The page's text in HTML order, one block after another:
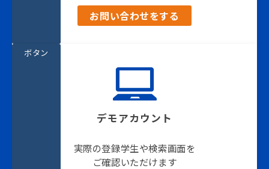
お問い合わせをする
デモアカウント
実際の登録学生や検索画面を
ご確認いただけます
ボタン